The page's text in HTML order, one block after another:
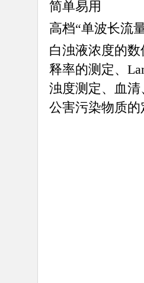
简单易用
高档“单波长流
白浊液浓度的
释率的测定、
浊度测定、血
公害污染物质